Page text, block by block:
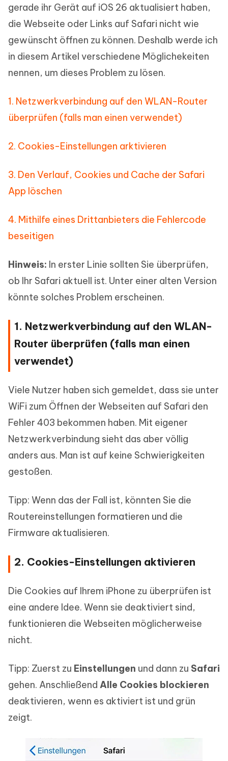
gerade ihr Gerät auf iOS 26 aktualisiert haben,
die Webseite oder Links auf Safari nicht wie
gewünscht öffnen zu können. Deshalb werde ich
in diesem Artikel verschiedene Möglichekeiten
nennen, um dieses Problem zu lösen.
1. Netzwerkverbindung auf den WLAN-Router
überprüfen (falls man einen verwendet)
2. Cookies-Einstellungen arktivieren
3. Den Verlauf, Cookies und Cache der Safari
App löschen
4. Mithilfe eines Drittanbieters die Fehlercode
beseitigen
Hinweis: In erster Linie sollten Sie überprüfen,
ob Ihr Safari aktuell ist. Unter einer alten Version
könnte solches Problem erscheinen.
1. Netzwerkverbindung auf den WLAN-
Router überprüfen (falls man einen
verwendet)
Viele Nutzer haben sich gemeldet, dass sie unter
WiFi zum Öffnen der Webseiten auf Safari den
Fehler 403 bekommen haben. Mit eigener
Netzwerkverbindung sieht das aber völlig
anders aus. Man ist auf keine Schwierigkeiten
gestoßen.
Tipp: Wenn das der Fall ist, könnten Sie die
Routereinstellungen formatieren und die
Firmware aktualisieren.
2. Cookies-Einstellungen aktivieren
Die Cookies auf Ihrem iPhone zu überprüfen ist
eine andere Idee. Wenn sie deaktiviert sind,
funktionieren die Webseiten möglicherweise
nicht.
Tipp: Zuerst zu Einstellungen und dann zu Safari
gehen. Anschließend Alle Cookies blockieren
deaktivieren, wenn es aktiviert ist und grün
zeigt.